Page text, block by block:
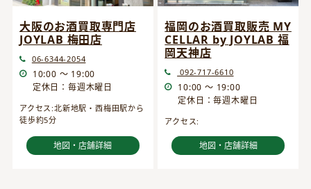
大阪のお酒買取専門店
JOYLAB 梅田店
06-6344-2054
10:00 ～ 19:00
定休日：毎週木曜日
アクセス:北新地駅・西梅田駅から
徒歩約5分
地図・店舗詳細
福岡のお酒買取販売 MY
CELLAR by JOYLAB 福
岡天神店
092-717-6610
10:00 ～ 19:00
定休日：毎週木曜日
アクセス:
地図・店舗詳細